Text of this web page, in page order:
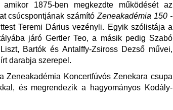
1875-ben megkezdte működését az
csúcspontjának számítóZeneakadémia 150 -
Teremi Dárius vezényli. Egyik szólistája a
járó Gertler Teo, a másik pedig Szabó
Bartók és Antalffy-Zsiross Dezső művei,
darabja szerepel.
Koncertfúvós Zenekara csupa
és megrendezik a hagyományos Kodály-